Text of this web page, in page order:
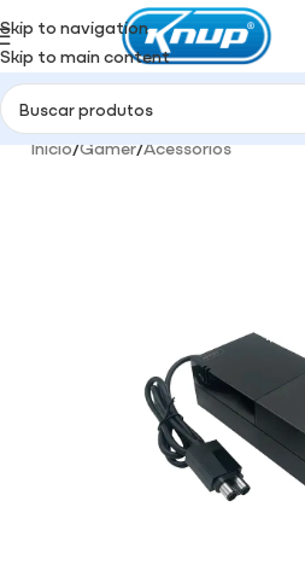
Skip to navigation
Skip to main content
Início/Gamer/Acessórios